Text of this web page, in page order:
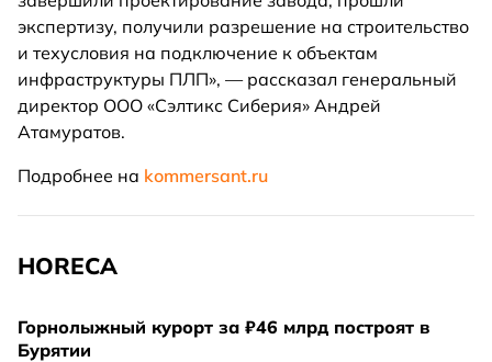
экспертизу, получили разрешение на строительство
и техусловия на подключение к объектам
инфраструктуры ПЛП», — рассказал генеральный
директор ООО «Сэлтикс Сиберия» Андрей
Атамуратов.
Подробнее на kommersant.ru
HORECA
Горнолыжный курорт за ₽46 млрд построят в
Бурятии